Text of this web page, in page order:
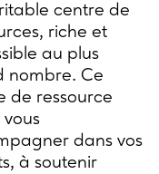
centre de
riche et
au plus
nombre. Ce
de ressource
vous
dans vos
à soutenir